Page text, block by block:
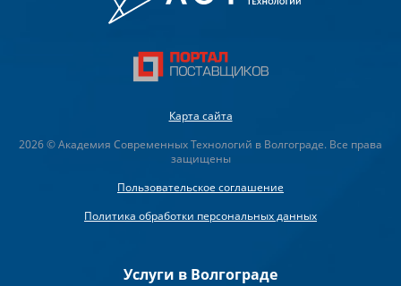
Карта сайта
2026 © Академия Современных Технологий в Волгограде. Все права
защищены
Пользовательское соглашение
Политика обработки персональных данных
Услуги в Волгограде